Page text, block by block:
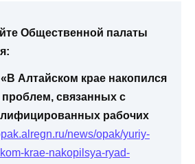
Общественной палаты
Алтайском крае накопился
связанных с
рабочих
news/opak/yuriy-
krae-nakopilsya-ryad-